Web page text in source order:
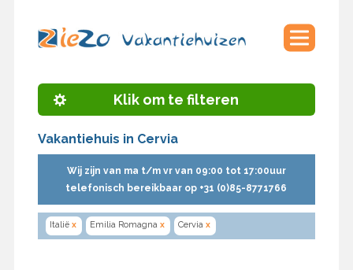
Klik om te filteren
Vakantiehuis in Cervia
Wij zijn van ma t/m vr van 09:00 tot 17:00uur
telefonisch bereikbaar op +31 (0)85-8771766
Italië x Emilia Romagna x Cervia x